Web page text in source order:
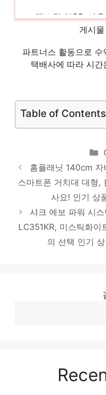
지금이 아니면 못
삼성전자 갤럭시 버
제
LG전자 인버터 18.7
일상에 반짝임을 추
제
삼성전자 일반형냉
당신만을 위한 특
제
게시
파트너스 활동으로
택배사에 따라 시
Table of Contents
홈플래닛 140cm 자
스마트폰 거치대 대형,
사요! 인기 상
샤크 에보 파워 시
LC351KR, 미스틱화이
의 선택 인기